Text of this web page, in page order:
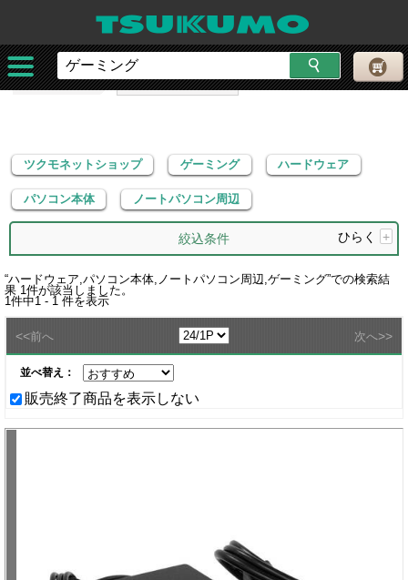
ツクモネットショップ
ハードウェア
パソコン本体
ノートパソコン周辺
ツクモネットショップ ゲーミング ハードウェア
パソコン本体 ノートパソコン周辺
絞込条件 ひらく +
“ハードウェア,パソコン本体,ノートパソコン周辺,ゲーミング”での検索結
果 1件が該当しました。
1件中1 - 1 件を表示
<<前へ 次へ>>
並べ替え：
販売終了商品を表示しない